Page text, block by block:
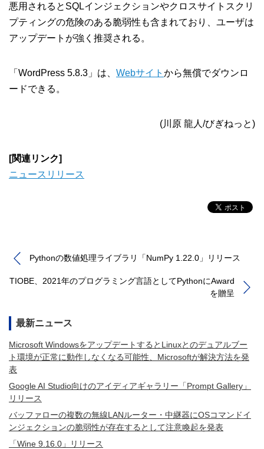
悪用されるとSQLインジェクションやクロスサイトスクリ
プティングの危険のある脆弱性も含まれており、ユーザは
アップデートが強く推奨される。
「WordPress 5.8.3」は、 Webサイト から無償でダウンロ
ードできる。
(川原 龍人/びぎねっと)
[関連リンク]
ニュースリリース
Pythonの数値処理ライブラリ「NumPy 1.22.0」リリース
TIOBE、2021年のプログラミング言語としてPythonにAward
を贈呈
最新ニュース
Microsoft WindowsをアップデートするとLinuxとのデュアルブー
ト環境が正常に動作しなくなる可能性、Microsoftが解決方法を発
表
Google AI Studio向けのアイディアギャラリー「Prompt Gallery」
リリース
バッファローの複数の無線LANルーター・中継器にOSコマンドイ
ンジェクションの脆弱性が存在するとして注意喚起を発表
「Wine 9.16.0」リリース